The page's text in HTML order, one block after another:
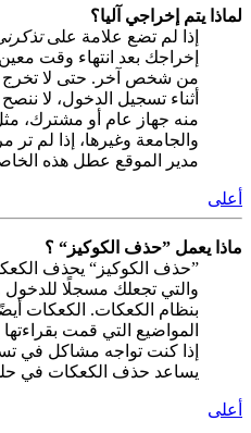
لماذا يتم إخراجي آليا؟
إذا لم تضع علامة على
إخراجك بعد انتهاء وقت
من شخص آخر. حتى لا تخرج
أثناء تسجيل الدخول، لا
منه جهاز عام أو مشترك،
والجامعة وغيرها، إذا لم تر
مدير الموقع عطل هذه
أعلى
ماذا يعمل ”حذف الكوكيز“ ؟
”حذف الكوكيز“ يحذف
والتي تجعلك مسجلًا
بنظام الكعكات. الكعكات
المواضيع التي قمت
إذا كنت تواجه مشاكل في
يساعد حذف الكعكات في
أعلى